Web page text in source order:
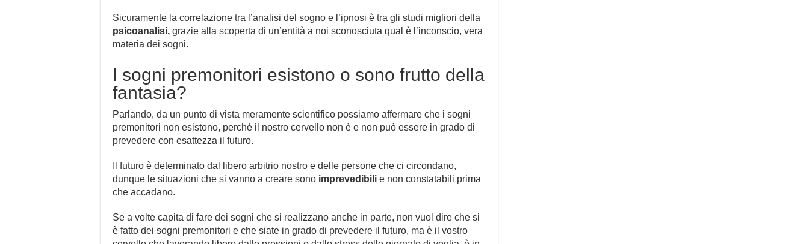
Sicuramente la correlazione tra l’analisi del sogno e l’ipnosi è tra gli studi migliori della
psicoanalisi, grazie alla scoperta di un’entità a noi sconosciuta qual è l’inconscio, vera
materia dei sogni.
I sogni premonitori esistono o sono frutto della
fantasia?
Parlando, da un punto di vista meramente scientifico possiamo affermare che i sogni
premonitori non esistono, perché il nostro cervello non è e non può essere in grado di
prevedere con esattezza il futuro.
Il futuro è determinato dal libero arbitrio nostro e delle persone che ci circondano,
dunque le situazioni che si vanno a creare sono imprevedibili e non constatabili prima
che accadano.
Se a volte capita di fare dei sogni che si realizzano anche in parte, non vuol dire che si
è fatto dei sogni premonitori e che siate in grado di prevedere il futuro, ma è il vostro